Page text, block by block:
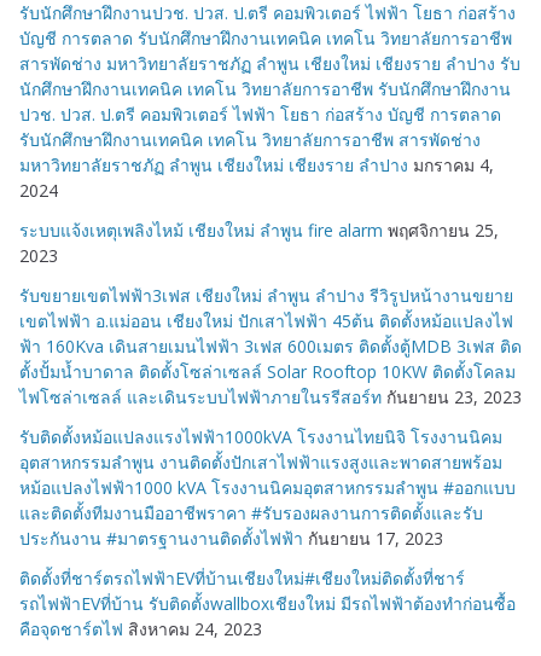
รับนักศึกษาฝึกงานปวช. ปวส. ป.ตรี คอมพิวเตอร์ ไฟฟ้า โยธา ก่อสร้าง
บัญชี การตลาด รับนักศึกษาฝึกงานเทคนิค เทคโน วิทยาลัยการอาชีพ
สารพัดช่าง มหาวิทยาลัยราชภัฏ ลำพูน เชียงใหม่ เชียงราย ลำปาง รับ
นักศึกษาฝึกงานเทคนิค เทคโน วิทยาลัยการอาชีพ รับนักศึกษาฝึกงาน
ปวช. ปวส. ป.ตรี คอมพิวเตอร์ ไฟฟ้า โยธา ก่อสร้าง บัญชี การตลาด
รับนักศึกษาฝึกงานเทคนิค เทคโน วิทยาลัยการอาชีพ สารพัดช่าง
มหาวิทยาลัยราชภัฏ ลำพูน เชียงใหม่ เชียงราย ลำปาง มกราคม 4,
2024
ระบบแจ้งเหตุเพลิงไหม้ เชียงใหม่ ลำพูน fire alarm พฤศจิกายน 25,
2023
รับขยายเขตไฟฟ้า3เฟส เชียงใหม่ ลำพูน ลำปาง รีวิรูปหน้างานขยาย
เขตไฟฟ้า อ.แม่ออน เชียงใหม่ ปักเสาไฟฟ้า 45ต้น ติดตั้งหม้อแปลงไฟ
ฟ้า 160Kva เดินสายเมนไฟฟ้า 3เฟส 600เมตร ติดตั้งตู้MDB 3เฟส ติด
ตั้งปั้มน้ำบาดาล ติดตั้งโซล่าเซลล์ Solar Rooftop 10KW ติดตั้งโคลม
ไฟโซล่าเซลล์ และเดินระบบไฟฟ้าภายในรรีสอร์ท กันยายน 23, 2023
รับติดตั้งหม้อแปลงแรงไฟฟ้า1000kVA โรงงานไทยนิจิ โรงงานนิคม
อุตสาหกรรมลำพูน งานติดตั้งปักเสาไฟฟ้าแรงสูงและพาดสายพร้อม
หม้อแปลงไฟฟ้า1000 kVA โรงงานนิคมอุตสาหกรรมลำพูน #ออกแบบ
และติดตั้งทีมงานมืออาชีพราคา #รับรองผลงานการติดตั้งและรับ
ประกันงาน #มาตรฐานงานติดตั้งไฟฟ้า กันยายน 17, 2023
ติดตั้งที่ชาร์ตรถไฟฟ้าEVที่บ้านเชียงใหม่#เชียงใหม่ติดตั้งที่ชาร์
รถไฟฟ้าEVที่บ้าน รับติดตั้งwallboxเชียงใหม่ มีรถไฟฟ้าต้องทำก่อนซื้อ
คือจุดชาร์ตไฟ สิงหาคม 24, 2023